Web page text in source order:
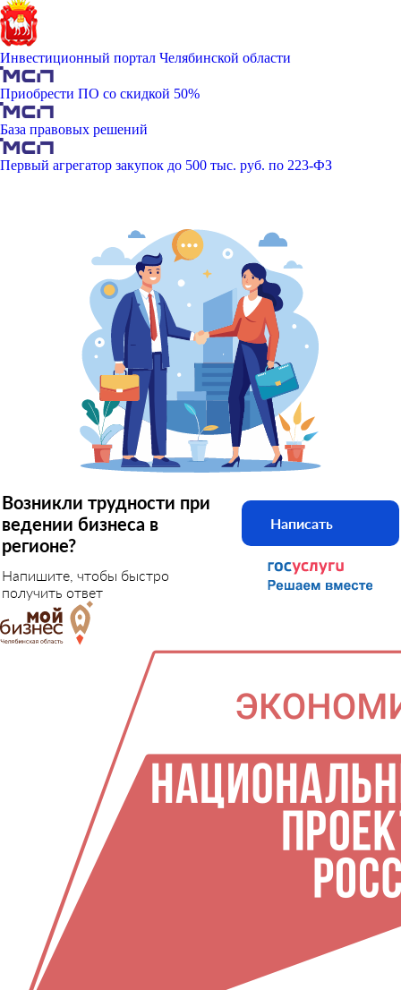
Инвестиционный портал Челябинской области
Приобрести ПО со скидкой 50%
База правовых решений
Первый агрегатор закупок до 500 тыс. руб. по 223-ФЗ
Возникли трудности при
ведении бизнеса в
регионе?
Напишите, чтобы быстро
получить ответ
Написать